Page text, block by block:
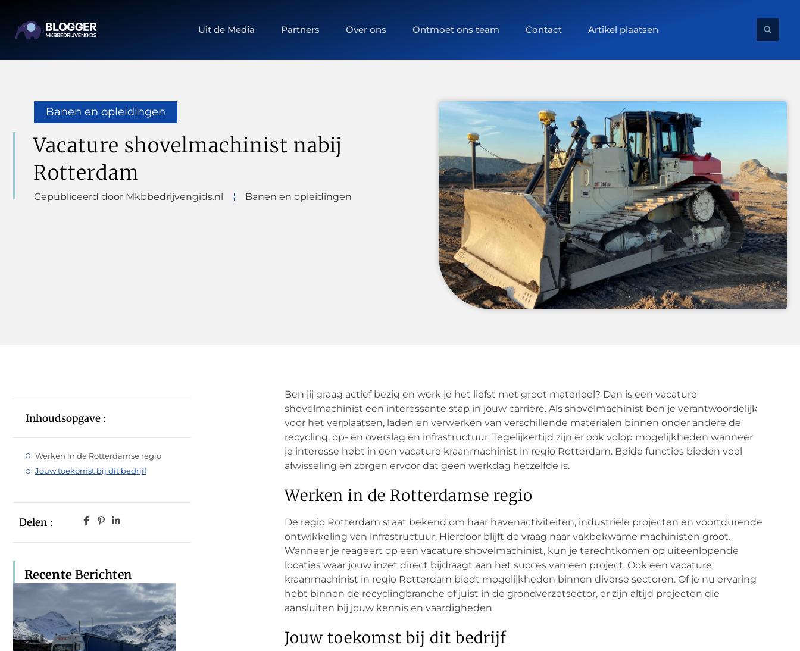
Uit de Media Partners Over ons Ontmoet ons team Contact Artikel plaatsen
Banen en opleidingen
Vacature shovelmachinist nabij
Rotterdam
Gepubliceerd door Mkbbedrijvengids.nl Banen en opleidingen
Inhoudsopgave :
Werken in de Rotterdamse regio
Jouw toekomst bij dit bedrijf
Delen :
RecenteBerichten
Ben jij graag actief bezig en werk je het liefst met groot materieel? Dan is een vacature
shovelmachinist een interessante stap in jouw carrière. Als shovelmachinist ben je verantwoordelijk
voor het verplaatsen, laden en verwerken van verschillende materialen binnen onder andere de
recycling, op- en overslag en infrastructuur. Tegelijkertijd zijn er ook volop mogelijkheden wanneer
je interesse hebt in een vacature kraanmachinist in regio Rotterdam. Beide functies bieden veel
afwisseling en zorgen ervoor dat geen werkdag hetzelfde is.
Werken in de Rotterdamse regio
De regio Rotterdam staat bekend om haar havenactiviteiten, industriële projecten en voortdurende
ontwikkeling van infrastructuur. Hierdoor blijft de vraag naar vakbekwame machinisten groot.
Wanneer je reageert op een vacature shovelmachinist, kun je terechtkomen op uiteenlopende
locaties waar jouw inzet direct bijdraagt aan het succes van een project. Ook een vacature
kraanmachinist in regio Rotterdam biedt mogelijkheden binnen diverse sectoren. Of je nu ervaring
hebt binnen de recyclingbranche of juist in de grondverzetsector, er zijn altijd projecten die
aansluiten bij jouw kennis en vaardigheden.
Jouw toekomst bij dit bedrijf